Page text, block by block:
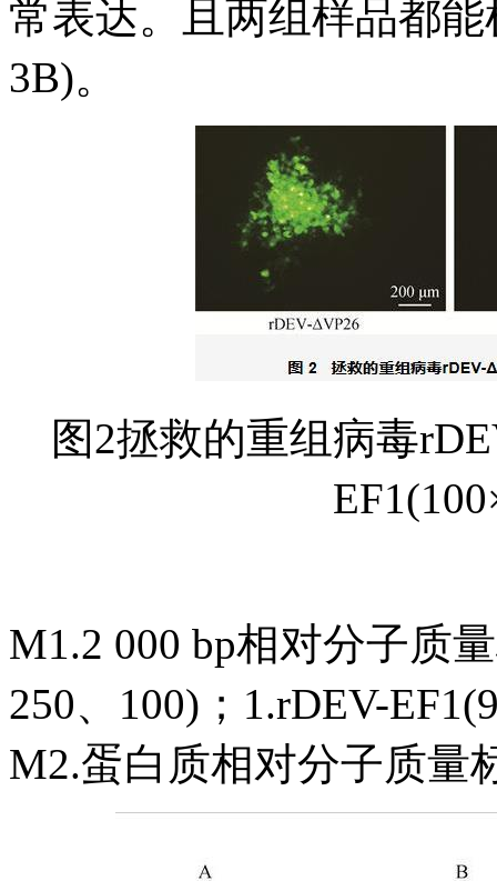
常表达。且两组样品都
3B)。
图2拯救的重组病毒
M1.2 000 bp相对分子质
250、100)；1.rDEV-
M2.蛋白质相对分子质量